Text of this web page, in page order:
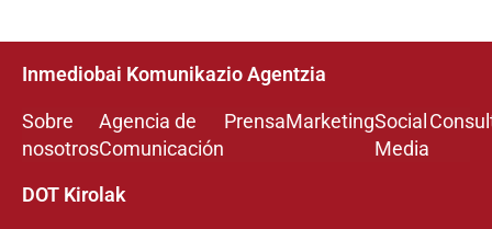
Inmediobai Komunikazio Agentzia
Sobre
nosotros
Agencia de
Comunicación
PrensaMarketingSocial
Media
DOT Kirolak